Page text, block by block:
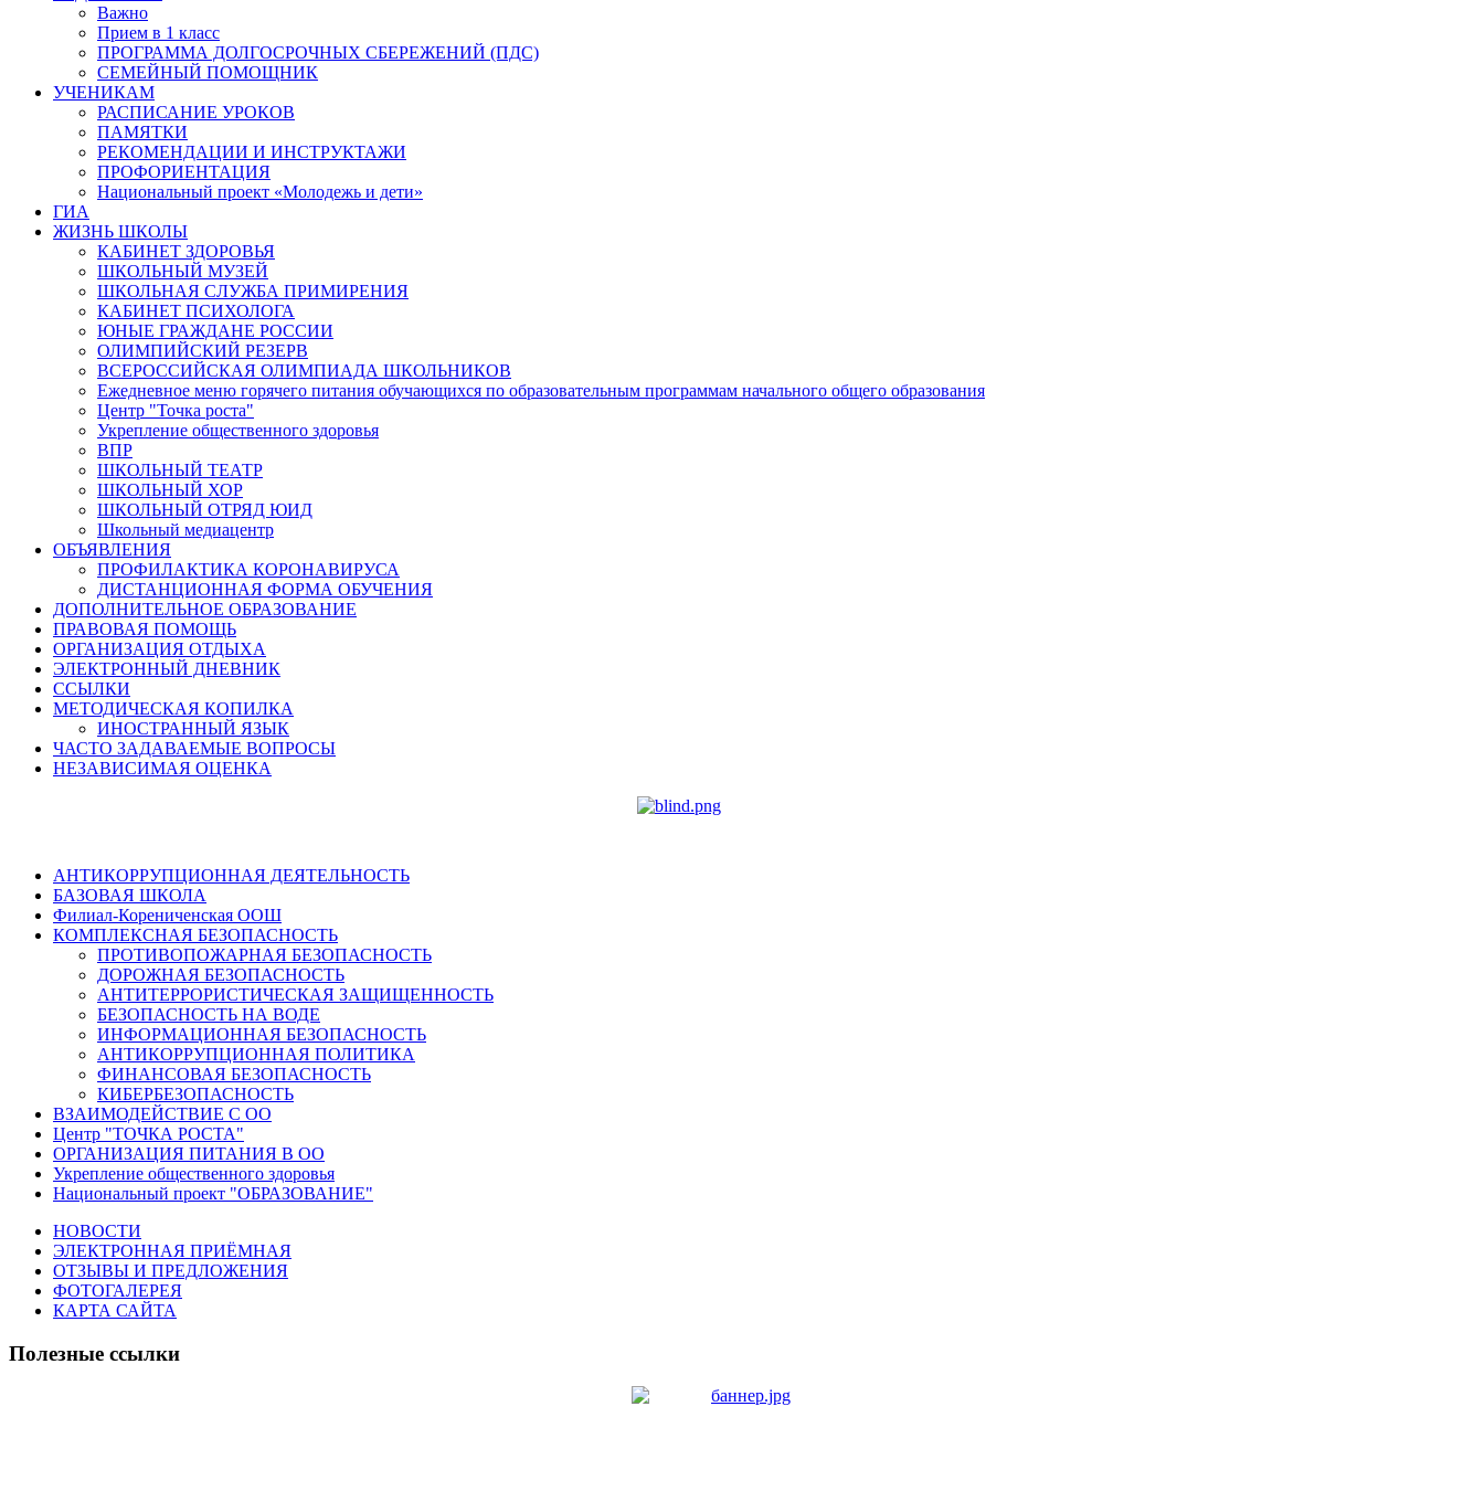
Важно
Прием в 1 класс
ПРОГРАММА ДОЛГОСРОЧНЫХ СБЕРЕЖЕНИЙ (ПДС)
СЕМЕЙНЫЙ ПОМОЩНИК
УЧЕНИКАМ
РАСПИСАНИЕ УРОКОВ
ПАМЯТКИ
РЕКОМЕНДАЦИИ И ИНСТРУКТАЖИ
ПРОФОРИЕНТАЦИЯ
Национальный проект «Молодежь и дети»
ГИА
ЖИЗНЬ ШКОЛЫ
КАБИНЕТ ЗДОРОВЬЯ
ШКОЛЬНЫЙ МУЗЕЙ
ШКОЛЬНАЯ СЛУЖБА ПРИМИРЕНИЯ
КАБИНЕТ ПСИХОЛОГА
ЮНЫЕ ГРАЖДАНЕ РОССИИ
ОЛИМПИЙСКИЙ РЕЗЕРВ
ВСЕРОССИЙСКАЯ ОЛИМПИАДА ШКОЛЬНИКОВ
Ежедневное меню горячего питания обучающихся по образовательным программам начального общего образования
Центр "Точка роста"
Укрепление общественного здоровья
ВПР
ШКОЛЬНЫЙ ТЕАТР
ШКОЛЬНЫЙ ХОР
ШКОЛЬНЫЙ ОТРЯД ЮИД
Школьный медиацентр
ОБЪЯВЛЕНИЯ
ПРОФИЛАКТИКА КОРОНАВИРУСА
ДИСТАНЦИОННАЯ ФОРМА ОБУЧЕНИЯ
ДОПОЛНИТЕЛЬНОЕ ОБРАЗОВАНИЕ
ПРАВОВАЯ ПОМОЩЬ
ОРГАНИЗАЦИЯ ОТДЫХА
ЭЛЕКТРОННЫЙ ДНЕВНИК
ССЫЛКИ
МЕТОДИЧЕСКАЯ КОПИЛКА
ИНОСТРАННЫЙ ЯЗЫК
ЧАСТО ЗАДАВАЕМЫЕ ВОПРОСЫ
НЕЗАВИСИМАЯ ОЦЕНКА
АНТИКОРРУПЦИОННАЯ ДЕЯТЕЛЬНОСТЬ
БАЗОВАЯ ШКОЛА
Филиал-Корениченская ООШ
КОМПЛЕКСНАЯ БЕЗОПАСНОСТЬ
ПРОТИВОПОЖАРНАЯ БЕЗОПАСНОСТЬ
ДОРОЖНАЯ БЕЗОПАСНОСТЬ
АНТИТЕРРОРИСТИЧЕСКАЯ ЗАЩИЩЕННОСТЬ
БЕЗОПАСНОСТЬ НА ВОДЕ
ИНФОРМАЦИОННАЯ БЕЗОПАСНОСТЬ
АНТИКОРРУПЦИОННАЯ ПОЛИТИКА
ФИНАНСОВАЯ БЕЗОПАСНОСТЬ
КИБЕРБЕЗОПАСНОСТЬ
ВЗАИМОДЕЙСТВИЕ С ОО
Центр "ТОЧКА РОСТА"
ОРГАНИЗАЦИЯ ПИТАНИЯ В ОО
Укрепление общественного здоровья
Национальный проект "ОБРАЗОВАНИЕ"
НОВОСТИ
ЭЛЕКТРОННАЯ ПРИЁМНАЯ
ОТЗЫВЫ И ПРЕДЛОЖЕНИЯ
ФОТОГАЛЕРЕЯ
КАРТА САЙТА
Полезные ссылки